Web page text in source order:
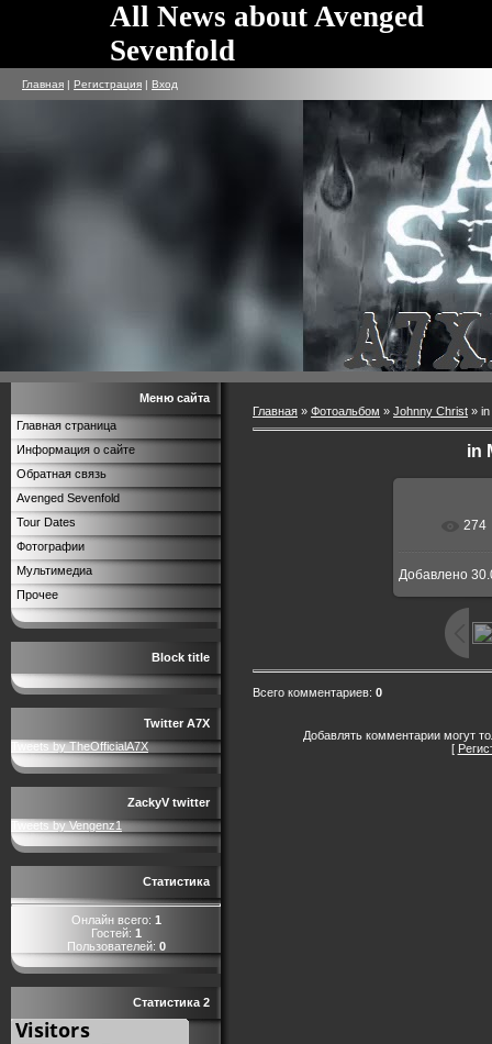
All News about Avenged
Sevenfold
Главная | Регистрация | Вход
Меню сайта
Главная страница
Информация о сайте
Обратная связь
Avenged Sevenfold
Tour Dates
Фотографии
Мультимедиа
Прочее
Block title
Twitter A7X
Tweets by TheOfficialA7X
ZackyV twitter
Tweets by Vengenz1
Статистика
Онлайн всего: 1
Гостей: 1
Пользователей: 0
Статистика 2
Главная » Фотоальбом » Johnny Christ »
in
274
Добавлено
Всего комментариев: 0
Добавлять комментарии могут
[